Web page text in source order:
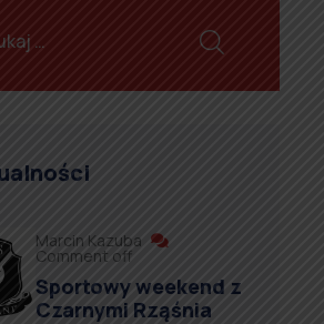
Marcin Kazuba
Comment off
Sportowy weekend z
Czarnymi Rząśnia